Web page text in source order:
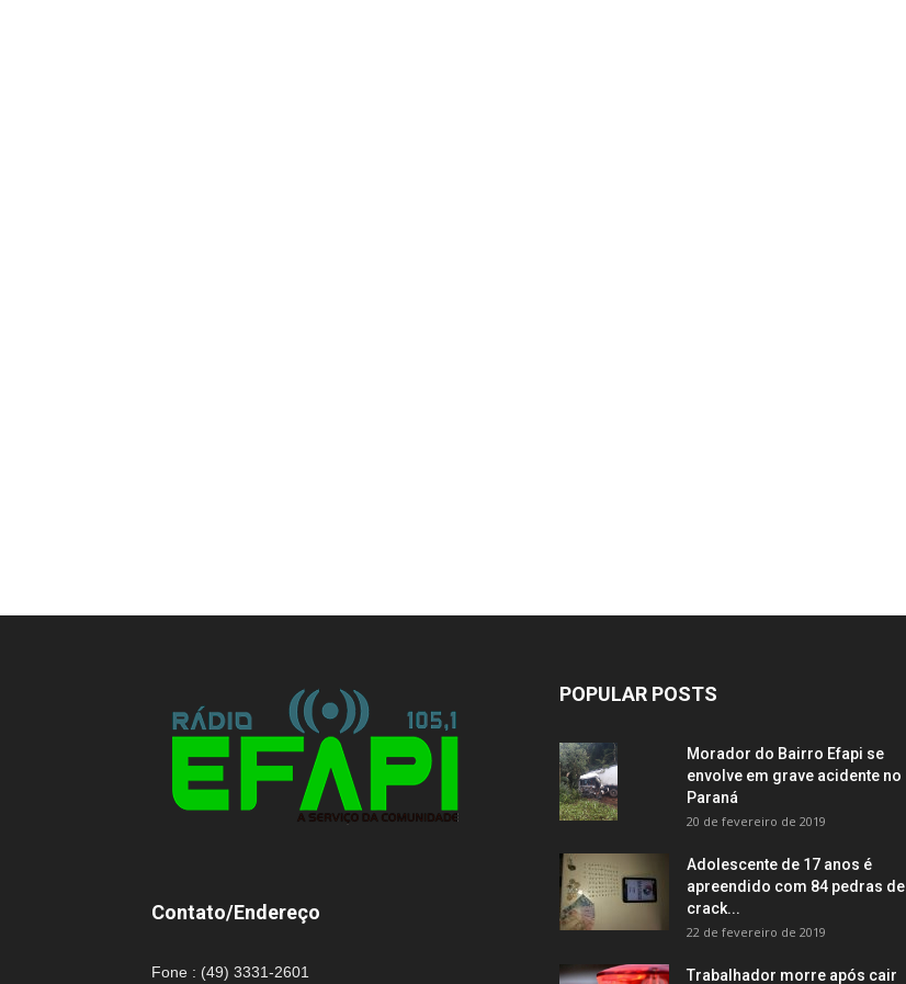
Contato/Endereço
Fone : (49) 3331-2601
POPULAR POSTS
Morador do Bairro Efapi se
envolve em grave acidente no
Paraná
20 de fevereiro de 2019
Adolescente de 17 anos é
apreendido com 84 pedras de
crack...
22 de fevereiro de 2019
Trabalhador morre após cair